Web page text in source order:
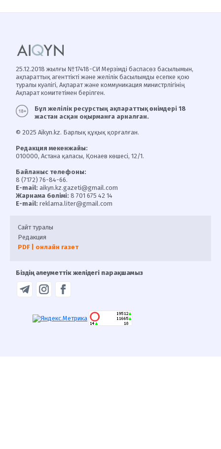
25.12.2018 жылғы №17418-СИ Мерзімді баспасөз басылымын,
ақпараттық агенттікті және желілік басылымды есепке қою
туралы куәлігі, Ақпарат және коммуникация министрлігінің
Ақпарат комитетімен берілген.
Бұл желілік ресурстың ақпараттық өнімдері 18
жастан асқан оқырманға арналған.
© 2025 Aikyn.kz. Барлық құқық қорғалған.
Редакция мекенжайы:
010000, Астана қаласы, Қонаев көшесі, 12/1.
Байланыс телефоны:
8 (7172) 76-84-66.
E-mail: aikyn.kz.gazeti@gmail.com
Жарнама бөлімі: 8 701 675 42 14
E-mail: reklama.liter@gmail.com
Сайт туралы
Редакция
PDF | онлайн газет
Біздің әлеуметтік желідегі парақшамыз